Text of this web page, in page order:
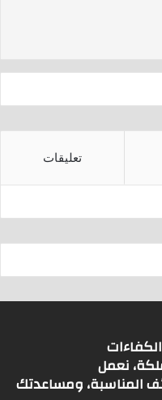
تعليقات
نعمل
المناسبة، ومساعدتك